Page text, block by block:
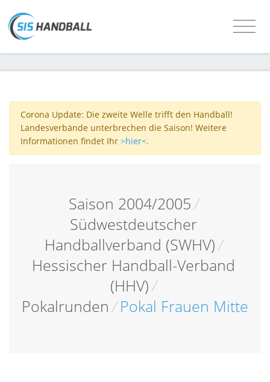
Corona Update: Die zweite Welle trifft den Handball!
Landesverbände unterbrechen die Saison! Weitere
Informationen findet Ihr >hier<.
Saison 2004/2005/
Südwestdeutscher
Handballverband (SWHV)/
Hessischer Handball-Verband
(HHV)/
Pokalrunden / Pokal Frauen Mitte